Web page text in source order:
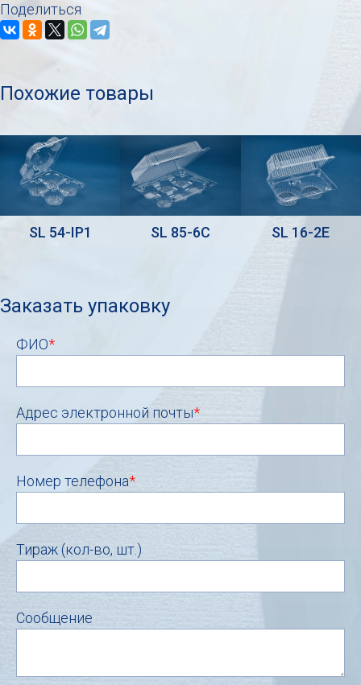
Поделиться
Похожие товары
SL 54-IP1 SL 85-6С SL 16-2Е
Заказать упаковку
ФИО*
Адрес электронной почты*
Номер телефона*
Тираж (кол-во, шт.)
Сообщение